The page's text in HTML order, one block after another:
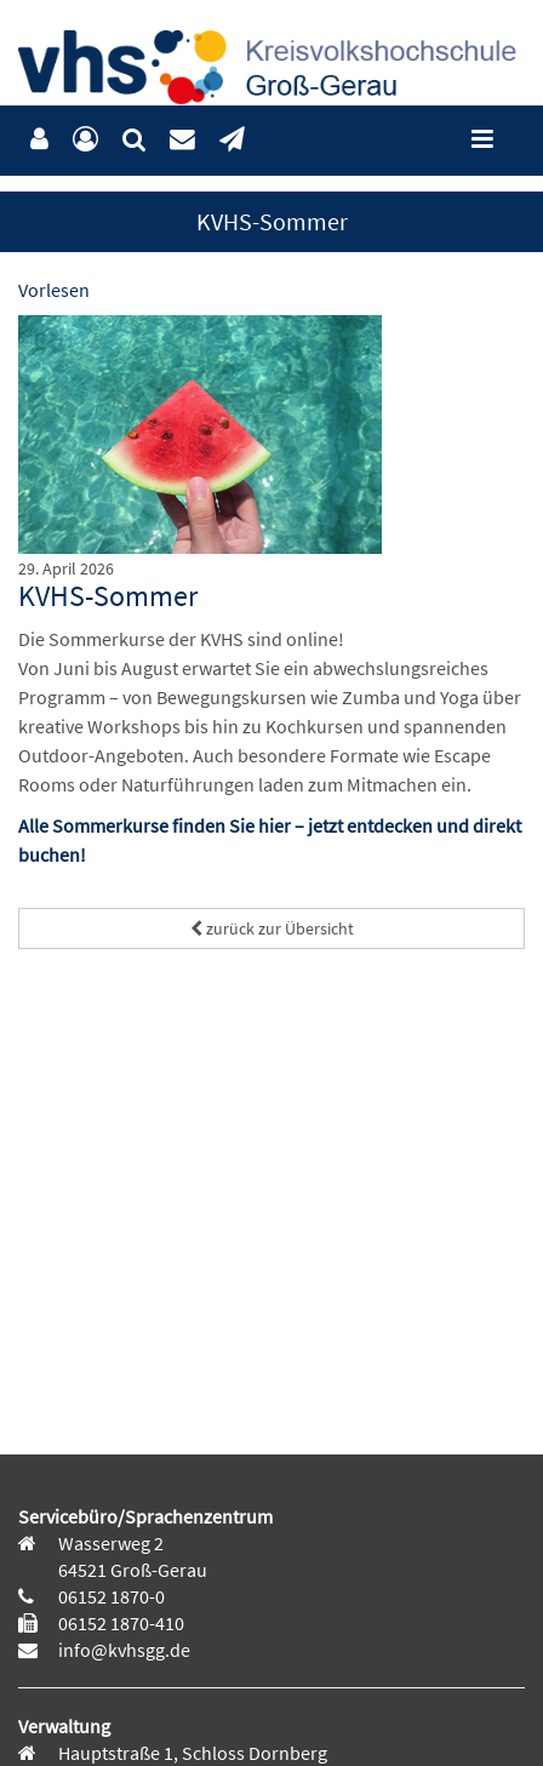
KVHS-Sommer
Vorlesen
29. April 2026
KVHS-Sommer
Die Sommerkurse der KVHS sind online!
Von Juni bis August erwartet Sie ein abwechslungsreiches
Programm – von Bewegungskursen wie Zumba und Yoga über
kreative Workshops bis hin zu Kochkursen und spannenden
Outdoor-Angeboten. Auch besondere Formate wie Escape
Rooms oder Naturführungen laden zum Mitmachen ein.
Alle Sommerkurse finden Sie hier – jetzt entdecken und direkt
buchen!
zurück zur Übersicht
Servicebüro/Sprachenzentrum
Wasserweg 2
64521 Groß-Gerau
06152 1870-0
06152 1870-410
info@kvhsgg.de
Verwaltung
Hauptstraße 1, Schloss Dornberg